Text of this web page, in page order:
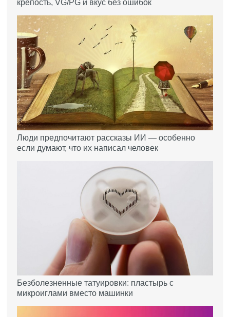
крепость, VG/PG и вкус без ошибок
Люди предпочитают рассказы ИИ — особенно
если думают, что их написал человек
Безболезненные татуировки: пластырь с
микроиглами вместо машинки